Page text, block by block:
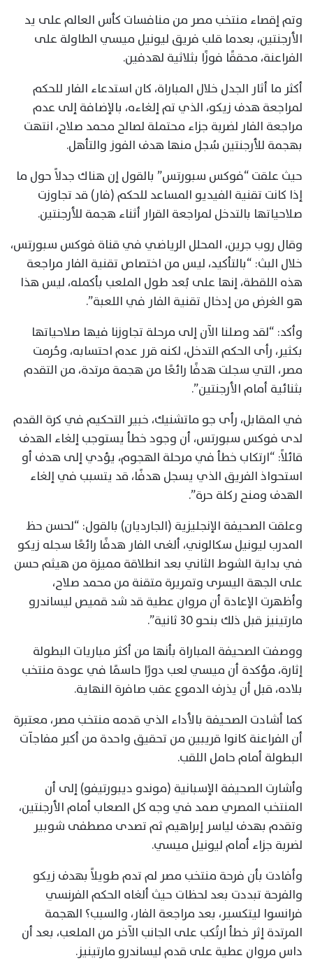
وتم إقصاء منتخب مصر من منافسات كأس العالم على يد
الأرجنتين، بعدما قلب فريق ليونيل ميسي الطاولة على
الفراعنة، محققًا فوزًا بثلاثية لهدفين.
أكثر ما أثار الجدل خلال المباراة، كان استدعاء الفار للحكم
لمراجعة هدف زيكو، الذي تم إلغاءه، بالإضافة إلى عدم
مراجعة الفار لضربة جزاء محتملة لصالح محمد صلاح، انتهت
بهجمة للأرجنتين سُجل منها هدف الفوز والتأهل.
حيث علقت “فوكس سبورتس” بالقول إن هناك جدلاً حول ما
إذا كانت تقنية الفيديو المساعد للحكم (فار) قد تجاوزت
صلاحياتها بالتدخل لمراجعة القرار أثناء هجمة للأرجنتين.
وقال روب جرين، المحلل الرياضي في قناة فوكس سبورتس،
خلال البث: “بالتأكيد، ليس من اختصاص تقنية الفار مراجعة
هذه اللقطة، إنها على بُعد طول الملعب بأكمله، ليس هذا
هو الغرض من إدخال تقنية الفار في اللعبة”.
وأكد: “لقد وصلنا الآن إلى مرحلة تجاوزنا فيها صلاحياتها
بكثير، رأى الحكم التدخل، لكنه قرر عدم احتسابه، وحُرمت
مصر، التي سجلت هدفًا رائعًا من هجمة مرتدة، من التقدم
بثنائية أمام الأرجنتين”.
في المقابل، رأى جو ماتشنيك، خبير التحكيم في كرة القدم
لدى فوكس سبورتس، أن وجود خطأ يستوجب إلغاء الهدف
قائلاً: “ارتكاب خطأ في مرحلة الهجوم، يؤدي إلى هدف أو
استحواذ الفريق الذي يسجل هدفًا، قد يتسبب في إلغاء
الهدف ومنح ركلة حرة”.
وعلقت الصحيفة الإنجليزية (الجارديان) بالقول: “لحسن حظ
المدرب ليونيل سكالوني، ألغى الفار هدفًا رائعًا سجله زيكو
في بداية الشوط الثاني بعد انطلاقة مميزة من هيثم حسن
على الجهة اليسرى وتمريرة متقنة من محمد صلاح،
وأظهرت الإعادة أن مروان عطية قد شد قميص ليساندرو
مارتينيز قبل ذلك بنحو 30 ثانية”.
ووصفت الصحيفة المباراة بأنها من أكثر مباريات البطولة
إثارة، مؤكدة أن ميسي لعب دورًا حاسمًا في عودة منتخب
بلاده، قبل أن يذرف الدموع عقب صافرة النهاية.
كما أشادت الصحيفة بالأداء الذي قدمه منتخب مصر، معتبرة
أن الفراعنة كانوا قريبين من تحقيق واحدة من أكبر مفاجآت
البطولة أمام حامل اللقب.
وأشارت الصحيفة الإسبانية (موندو ديبورتيفو) إلى أن
المنتخب المصري صمد في وجه كل الصعاب أمام الأرجنتين،
وتقدم بهدف لياسر إبراهيم ثم تصدى مصطفى شوبير
لضربة جزاء أمام ليونيل ميسي.
وأفادت بأن فرحة منتخب مصر لم تدم طويلاً بهدف زيكو
والفرحة تبددت بعد لحظات حيث ألغاه الحكم الفرنسي
فرانسوا ليتكسير، بعد مراجعة الفار، والسبب؟ الهجمة
المرتدة إثر خطأ ارتُكب على الجانب الآخر من الملعب، بعد أن
داس مروان عطية على قدم ليساندرو مارتينيز.